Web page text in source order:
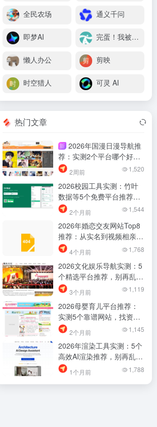
全民农场 通义千问
即梦AI 完蛋！我被美女包围了
懒人办公 剪映
时空猎人 可灵 AI
热门文章
新 2026年国漫日漫导航推
荐：实测2个平台哪个好？
别再乱找了，少踩坑高效追
2周前 1,520
2026校园工具实测：竹叶
数据等5个免费平台推荐，
查资料少踩坑
2个月前 1,544
2026年婚恋交友网站Top8
推荐：从实名到视频相亲，
帮你高效脱单
4个月前 1,768
2026文化娱乐导航实测：5
个精选平台推荐，别再乱找
了 3个月前 1,119
2026母婴育儿平台推荐：
实测5个靠谱网站，找资料
少踩坑2个月前 1,145
2026年渲染工具实测：5个
高效AI渲染推荐，别再乱找
了 1个月前 1,788